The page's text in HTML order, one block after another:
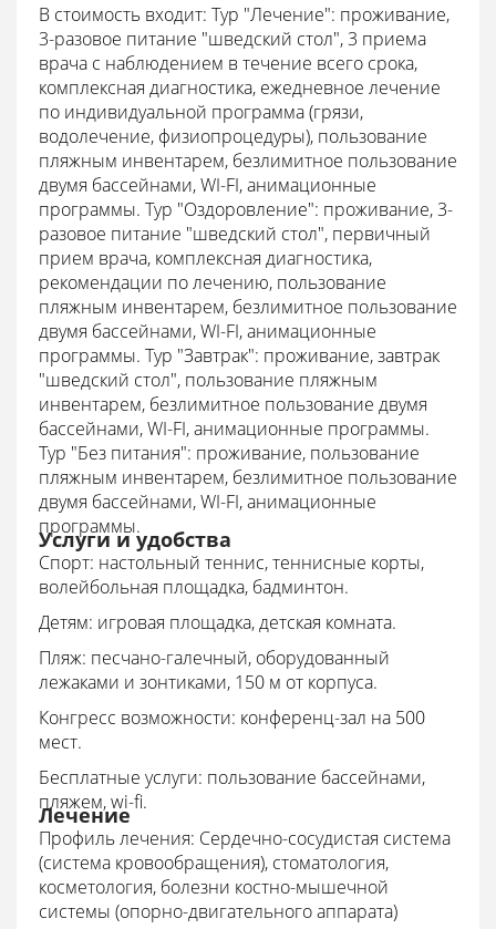
В стоимость входит: Тур "Лечение": проживание,
3-разовое питание "шведский стол", 3 приема
врача с наблюдением в течение всего срока,
комплексная диагностика, ежедневное лечение
по индивидуальной программа (грязи,
водолечение, физиопроцедуры), пользование
пляжным инвентарем, безлимитное пользование
двумя бассейнами, WI-FI, анимационные
программы. Тур "Оздоровление": проживание, 3-
разовое питание "шведский стол", первичный
прием врача, комплексная диагностика,
рекомендации по лечению, пользование
пляжным инвентарем, безлимитное пользование
двумя бассейнами, WI-FI, анимационные
программы. Тур "Завтрак": проживание, завтрак
"шведский стол", пользование пляжным
инвентарем, безлимитное пользование двумя
бассейнами, WI-FI, анимационные программы.
Тур "Без питания": проживание, пользование
пляжным инвентарем, безлимитное пользование
двумя бассейнами, WI-FI, анимационные
программы.
Услуги и удобства
Спорт: настольный теннис, теннисные корты,
волейбольная площадка, бадминтон.
Детям: игровая площадка, детская комната.
Пляж: песчано-галечный, оборудованный
лежаками и зонтиками, 150 м от корпуса.
Конгресс возможности: конференц-зал на 500
мест.
Бесплатные услуги: пользование бассейнами,
пляжем, wi-fi.
Лечение
Профиль лечения: Сердечно-сосудистая система
(система кровообращения), стоматология,
косметология, болезни костно-мышечной
системы (опорно-двигательного аппарата)